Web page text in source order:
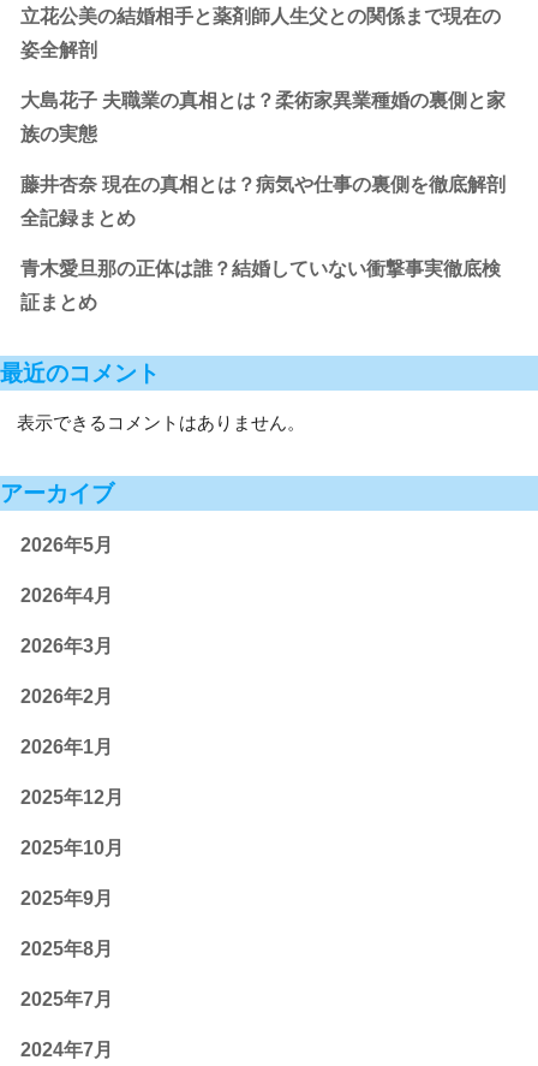
立花公美の結婚相手と薬剤師人生父との関係まで現在の
姿全解剖
大島花子 夫職業の真相とは？柔術家異業種婚の裏側と家
族の実態
藤井杏奈 現在の真相とは？病気や仕事の裏側を徹底解剖
全記録まとめ
青木愛旦那の正体は誰？結婚していない衝撃事実徹底検
証まとめ
最近のコメント
表示できるコメントはありません。
アーカイブ
2026年5月
2026年4月
2026年3月
2026年2月
2026年1月
2025年12月
2025年10月
2025年9月
2025年8月
2025年7月
2024年7月